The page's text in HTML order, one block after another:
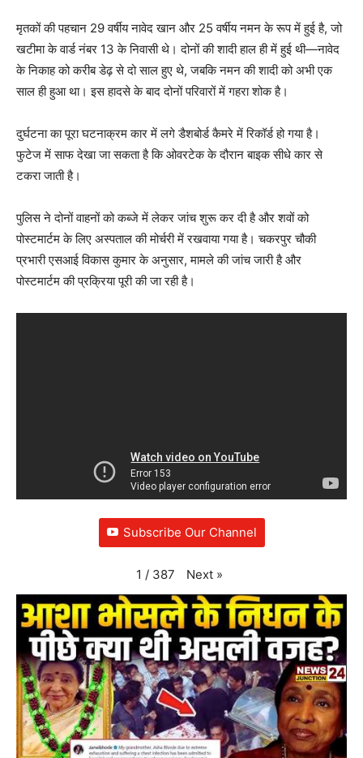
मृतकों की पहचान 29 वर्षीय नावेद खान और 25 वर्षीय नमन के रूप में हुई है, जो
खटीमा के वार्ड नंबर 13 के निवासी थे। दोनों की शादी हाल ही में हुई थी—नावेद
के निकाह को करीब डेढ़ से दो साल हुए थे, जबकि नमन की शादी को अभी एक
साल ही हुआ था। इस हादसे के बाद दोनों परिवारों में गहरा शोक है।
दुर्घटना का पूरा घटनाक्रम कार में लगे डैशबोर्ड कैमरे में रिकॉर्ड हो गया है।
फुटेज में साफ देखा जा सकता है कि ओवरटेक के दौरान बाइक सीधे कार से
टकरा जाती है।
पुलिस ने दोनों वाहनों को कब्जे में लेकर जांच शुरू कर दी है और शवों को
पोस्टमार्टम के लिए अस्पताल की मोर्चरी में रखवाया गया है। चकरपुर चौकी
प्रभारी एसआई विकास कुमार के अनुसार, मामले की जांच जारी है और
पोस्टमार्टम की प्रक्रिया पूरी की जा रही है।
Subscribe Our Channel
1 / 387 Next »